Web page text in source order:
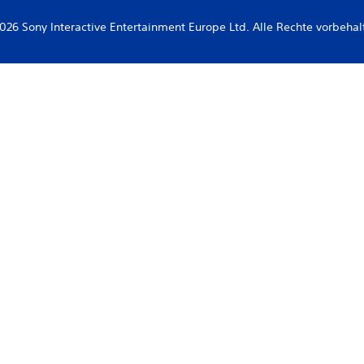
Sony Interactive Entertainment Europe Ltd. Alle Rechte